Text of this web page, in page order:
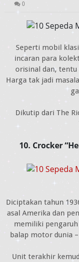
0
Seperti mobil
incaran para
orisinal dan, tentu
Harga tak jadi
Dikutip dari The
10. Crocker
Diciptakan tahun
asal Amerika dan
memiliki
balap motor dunia
Unit terakhir